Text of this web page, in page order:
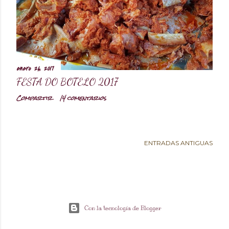
d
a
s
enero 26, 2017
FESTA DO BOTELO 2017
Compartir
14 comentarios
ENTRADAS ANTIGUAS
Con la tecnología de Blogger